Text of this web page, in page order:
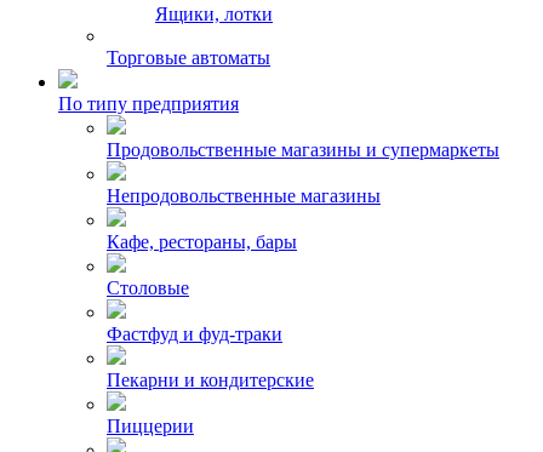
Ящики, лотки
Торговые автоматы
По типу предприятия
Продовольственные магазины и супермаркеты
Непродовольственные магазины
Кафе, рестораны, бары
Столовые
Фастфуд и фуд-траки
Пекарни и кондитерские
Пиццерии